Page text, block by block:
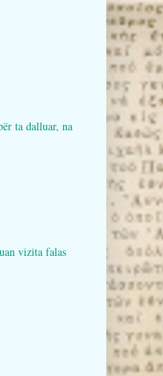
ta dalluar, na
vizita falas